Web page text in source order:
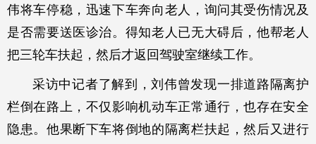
伟将车停稳，迅速下车奔向老人，询问其受伤情况及
是否需要送医诊治。得知老人已无大碍后，他帮老人
把三轮车扶起，然后才返回驾驶室继续工作。
采访中记者了解到，刘伟曾发现一排道路隔离护
栏倒在路上，不仅影响机动车正常通行，也存在安全
隐患。他果断下车将倒地的隔离栏扶起，然后又进行